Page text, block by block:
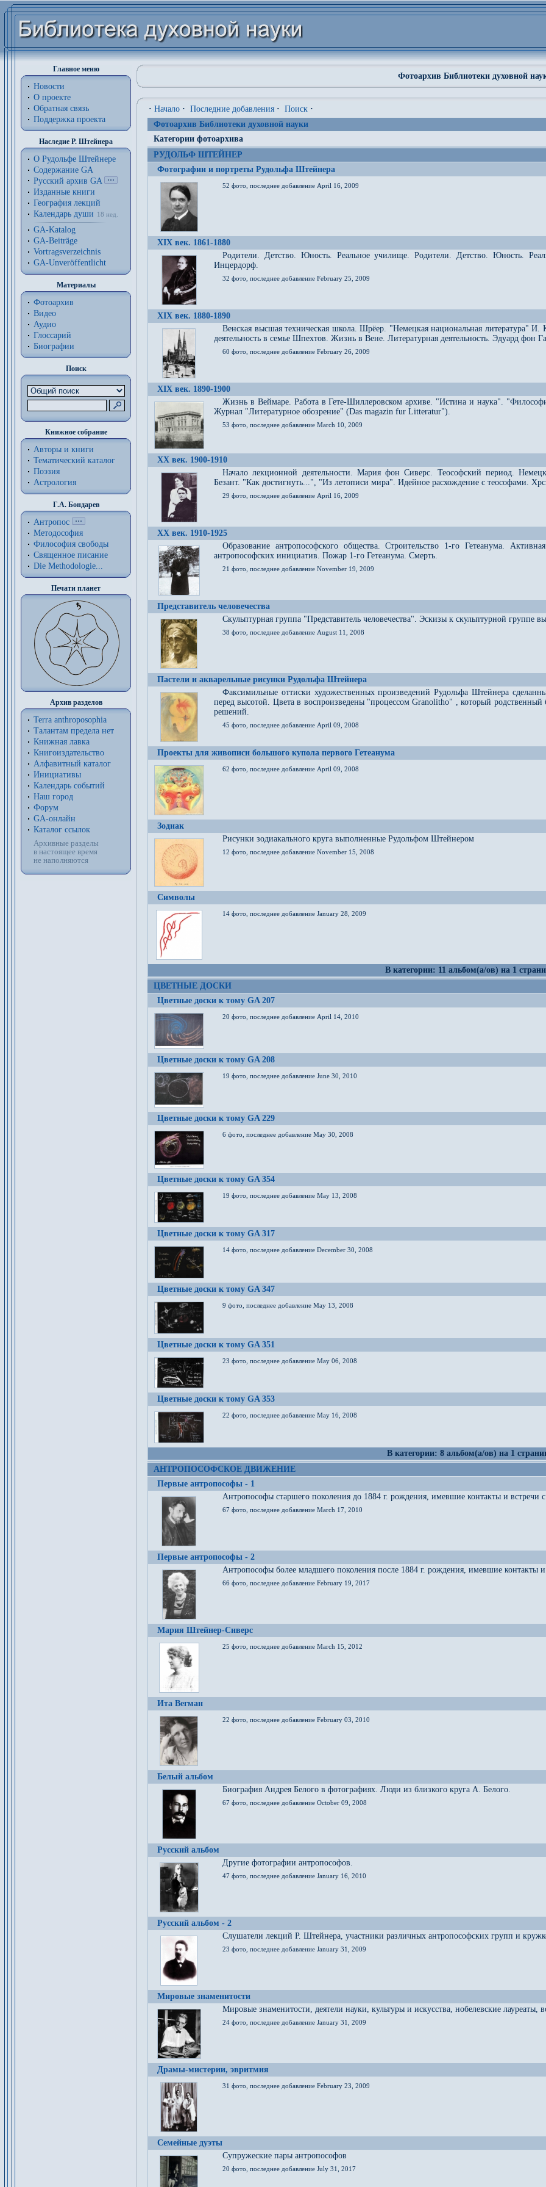
Главное меню
Новости
О проекте
Обратная связь
Поддержка проекта
Наследие Р. Штейнера
О Рудольфе Штейнере
Содержание GA
Русский архив GA
Изданные книги
География лекций
Календарь души
18 нед.
GA-Katalog
GA-Beiträge
Vortragsverzeichnis
GA-Unveröffentlicht
Материалы
Фотоархив
Видео
Аудио
Глоссарий
Биографии
Поиск
Книжное собрание
Авторы и книги
Тематический каталог
Поэзия
Астрология
Г.А. Бондарев
Антропос
Методософия
Философия cвободы
Священное писание
Die Methodologie...
Печати планет
Архив разделов
Terra anthroposophia
Талантам предела нет
Книжная лавка
Книгоиздательство
Алфавитный каталог
Инициативы
Календарь событий
Наш город
Форум
GA-онлайн
Каталог ссылок
Архивные разделы
в настоящее время
не наполняются
Фотоархив Библиотеки духовной
· Начало · Последние добавления · Поиск ·
Фотоархив Библиотеки духовной науки
Категории фотоархива
РУДОЛЬФ ШТЕЙНЕР
Фотографии и портреты Рудольфа Штейнера
52 фото, последнее добавление April 16, 2009
XIX век. 1861-1880
Родители. Детство. Юность. Реальное училище. Родители. Детство. Юность.
Инцердорф.
32 фото, последнее добавление February 25, 2009
XIX век. 1880-1890
Венская высшая техническая школа. Шрёер. "Немецкая национальная литература" И.
деятельность в семье Шпехтов. Жизнь в Вене. Литературная деятельность. Эдуард фон
60 фото, последнее добавление February 26, 2009
XIX век. 1890-1900
Жизнь в Веймаре. Работа в Гете-Шиллеровском архиве. "Истина и наука".
Журнал "Литературное обозрение" (Das magazin fur Litteratur").
53 фото, последнее добавление March 10, 2009
XX век. 1900-1910
Начало лекционной деятельности. Мария фон Сиверс. Теософский период.
Безант. "Как достигнуть...", "Из летописи мира". Идейное расхождение с теософами.
29 фото, последнее добавление April 16, 2009
XX век. 1910-1925
Образование антропософского общества. Строительство 1-го Гетеанума.
антропософских инициатив. Пожар 1-го Гетеанума. Смерть.
21 фото, последнее добавление November 19, 2009
Представитель человечества
Скульптурная группа "Представитель человечества". Эскизы к скульптурной
38 фото, последнее добавление August 11, 2008
Пастели и акварельные рисунки Рудольфа Штейнера
Факсимильные оттиски художественных произведений Рудольфа Штейнера
перед высотой. Цвета в воспроизведены "процессом Granolitho" , который
решений.
45 фото, последнее добавление April 09, 2008
Проекты для живописи большого купола первого Гетеанума
62 фото, последнее добавление April 09, 2008
Зодиак
Рисунки зодиакального круга выполненные Рудольфом Штейнером
12 фото, последнее добавление November 15, 2008
Символы
14 фото, последнее добавление January 28, 2009
В категории: 11 альбом(а/ов) на 1
ЦВЕТНЫЕ ДОСКИ
Цветные доски к тому GA 207
20 фото, последнее добавление April 14, 2010
Цветные доски к тому GA 208
19 фото, последнее добавление June 30, 2010
Цветные доски к тому GA 229
6 фото, последнее добавление May 30, 2008
Цветные доски к тому GA 354
19 фото, последнее добавление May 13, 2008
Цветные доски к тому GA 317
14 фото, последнее добавление December 30, 2008
Цветные доски к тому GA 347
9 фото, последнее добавление May 13, 2008
Цветные доски к тому GA 351
23 фото, последнее добавление May 06, 2008
Цветные доски к тому GA 353
22 фото, последнее добавление May 16, 2008
В категории: 8 альбом(а/ов) на 1
АНТРОПОСОФСКОЕ ДВИЖЕНИЕ
Первые антропософы - 1
Антропософы старшего поколения до 1884 г. рождения, имевшие контакты и встречи
67 фото, последнее добавление March 17, 2010
Первые антропософы - 2
Антропософы более младшего поколения после 1884 г. рождения, имевшие контакты
66 фото, последнее добавление February 19, 2017
Мария Штейнер-Сиверс
25 фото, последнее добавление March 15, 2012
Ита Вегман
22 фото, последнее добавление February 03, 2010
Белый альбом
Биография Андрея Белого в фотографиях. Люди из близкого круга А. Белого.
67 фото, последнее добавление October 09, 2008
Русский альбом
Другие фотографии антропософов.
47 фото, последнее добавление January 16, 2010
Русский альбом - 2
Cлушатели лекций Р. Штейнера, участники различных антропософских групп и
23 фото, последнее добавление January 31, 2009
Мировые знаменитости
Мировые знаменитости, деятели науки, культуры и искусства, нобелевские
24 фото, последнее добавление January 31, 2009
Драмы-мистерии, эвритмия
31 фото, последнее добавление February 23, 2009
Семейные дуэты
Супружеские пары антропософов
20 фото, последнее добавление July 31, 2017